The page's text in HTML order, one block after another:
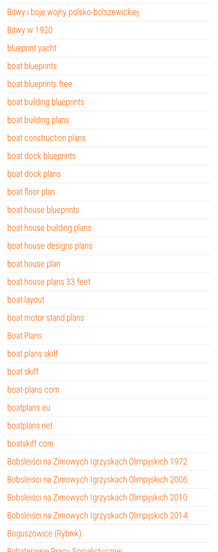
Bitwy i boje wojny polsko-bolszewickiej
Bitwy w 1920
blueprint yacht
boat blueprints
boat blueprints free
boat building blueprints
boat building plans
boat construction plans
boat dock blueprints
boat dock plans
boat floor plan
boat house blueprints
boat house building plans
boat house designs plans
boat house plan
boat house plans 33 feet
boat layout
boat motor stand plans
Boat Plans
boat plans skiff
boat skiff
boat-plans.com
boatplans.eu
boatplans.net
boatskiff.com
Bobsleiści na Zimowych Igrzyskach Olimpijskich 1972
Bobsleiści na Zimowych Igrzyskach Olimpijskich 2006
Bobsleiści na Zimowych Igrzyskach Olimpijskich 2010
Bobsleiści na Zimowych Igrzyskach Olimpijskich 2014
Boguszowice (Rybnik)